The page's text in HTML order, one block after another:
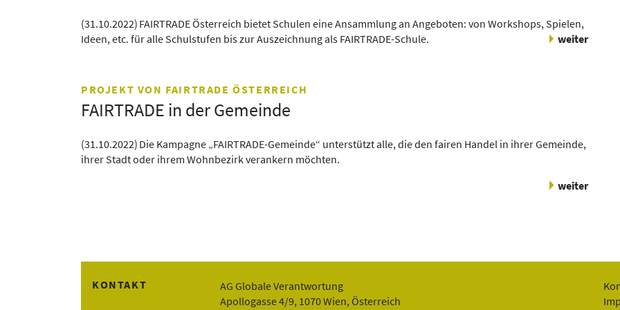
(31.10.2022) FAIRTRADE Österreich bietet Schulen eine Ansammlung an Angeboten: von Workshops, Spielen,
Ideen, etc. für alle Schulstufen bis zur Auszeichnung als FAIRTRADE-Schule.
weiter
PROJEKT VON FAIRTRADE ÖSTERREICH
FAIRTRADE in der Gemeinde
(31.10.2022) Die Kampagne „FAIRTRADE-Gemeinde“ unterstützt alle, die den fairen Handel in ihrer Gemeinde,
ihrer Stadt oder ihrem Wohnbezirk verankern möchten.
weiter
KONTAKT
AG Globale Verantwortung
Apollogasse 4/9, 1070 Wien, Österreich